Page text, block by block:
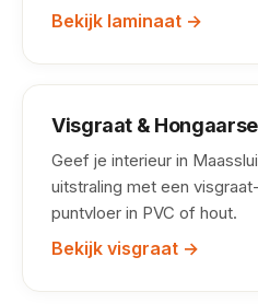
Bekijk laminaat →
Visgraat &
Geef je interieur in
uitstraling met een
puntvloer in PVC of hout.
Bekijk visgraat →